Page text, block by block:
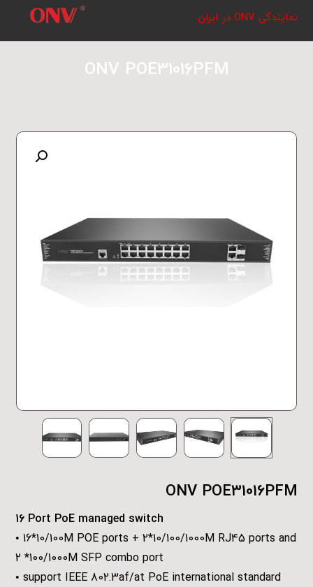
نمایندگی ONV در ایران
ONV POE31016PFM
ONV POE31016PFM
16 Port PoE managed switch
• 16*10/100M POE ports + 2*10/100/1000M RJ45 ports and
2 *100/1000M SFP combo port
• support IEEE 802.3af/at PoE international standard